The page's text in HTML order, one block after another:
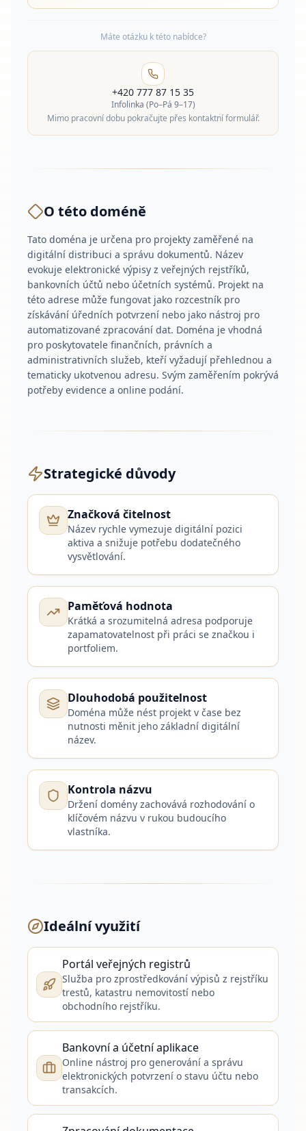
Máte otázku k této nabídce?
+420 777 87 15 35
Infolinka (Po–Pá 9–17)
Mimo pracovní dobu pokračujte přes kontaktní formulář.
O této doméně
Tato doména je určena pro projekty zaměřené na
digitální distribuci a správu dokumentů. Název
evokuje elektronické výpisy z veřejných rejstříků,
bankovních účtů nebo účetních systémů. Projekt na
této adrese může fungovat jako rozcestník pro
získávání úředních potvrzení nebo jako nástroj pro
automatizované zpracování dat. Doména je vhodná
pro poskytovatele finančních, právních a
administrativních služeb, kteří vyžadují přehlednou a
tematicky ukotvenou adresu. Svým zaměřením pokrývá
potřeby evidence a online podání.
Strategické důvody
Značková čitelnost
Název rychle vymezuje digitální pozici
aktiva a snižuje potřebu dodatečného
vysvětlování.
Paměťová hodnota
Krátká a srozumitelná adresa podporuje
zapamatovatelnost při práci se značkou i
portfoliem.
Dlouhodobá použitelnost
Doména může nést projekt v čase bez
nutnosti měnit jeho základní digitální
název.
Kontrola názvu
Držení domény zachovává rozhodování o
klíčovém názvu v rukou budoucího
vlastníka.
Ideální využití
Portál veřejných registrů
Služba pro zprostředkování výpisů z rejstříku
trestů, katastru nemovitostí nebo
obchodního rejstříku.
Bankovní a účetní aplikace
Online nástroj pro generování a správu
elektronických potvrzení o stavu účtu nebo
transakcích.